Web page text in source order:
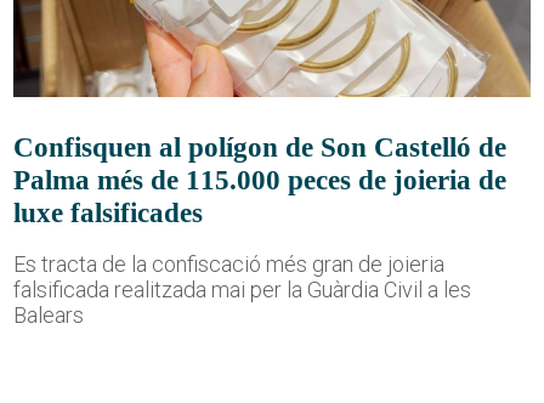
Confisquen al polígon de Son Castelló de
Palma més de 115.000 peces de joieria de
luxe falsificades
Es tracta de la confiscació més gran de joieria
falsificada realitzada mai per la Guàrdia Civil a les
Balears